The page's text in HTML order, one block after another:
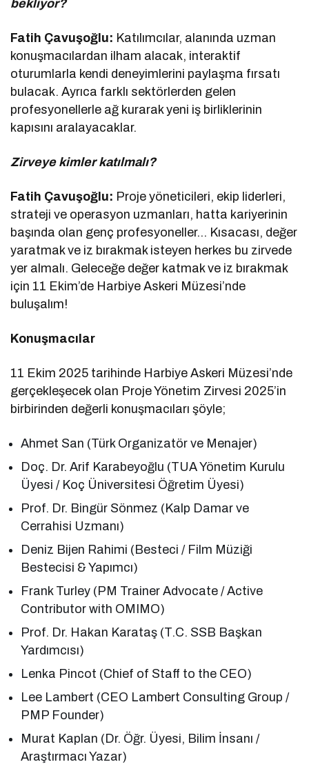
bekliyor?
Fatih Çavuşoğlu: Katılımcılar, alanında uzman
konuşmacılardan ilham alacak, interaktif
oturumlarla kendi deneyimlerini paylaşma fırsatı
bulacak. Ayrıca farklı sektörlerden gelen
profesyonellerle ağ kurarak yeni iş birliklerinin
kapısını aralayacaklar.
Zirveye kimler katılmalı?
Fatih Çavuşoğlu: Proje yöneticileri, ekip liderleri,
strateji ve operasyon uzmanları, hatta kariyerinin
başında olan genç profesyoneller… Kısacası, değer
yaratmak ve iz bırakmak isteyen herkes bu zirvede
yer almalı. Geleceğe değer katmak ve iz bırakmak
için 11 Ekim’de Harbiye Askeri Müzesi’nde
buluşalım!
Konuşmacılar
11 Ekim 2025 tarihinde Harbiye Askeri Müzesi’nde
gerçekleşecek olan Proje Yönetim Zirvesi 2025’in
birbirinden değerli konuşmacıları şöyle;
Ahmet San (Türk Organizatör ve Menajer)
Doç. Dr. Arif Karabeyoğlu (TUA Yönetim Kurulu
Üyesi / Koç Üniversitesi Öğretim Üyesi)
Prof. Dr. Bingür Sönmez (Kalp Damar ve
Cerrahisi Uzmanı)
Deniz Bijen Rahimi (Besteci / Film Müziği
Bestecisi & Yapımcı)
Frank Turley (PM Trainer Advocate / Active
Contributor with OMIMO)
Prof. Dr. Hakan Karataş (T.C. SSB Başkan
Yardımcısı)
Lenka Pincot (Chief of Staff to the CEO)
Lee Lambert (CEO Lambert Consulting Group /
PMP Founder)
Murat Kaplan (Dr. Öğr. Üyesi, Bilim İnsanı /
Araştırmacı Yazar)